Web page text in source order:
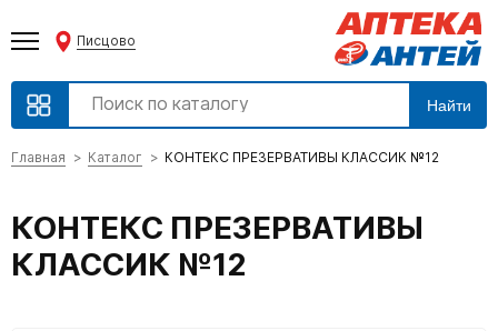
Писцово
Найти
Главная Каталог КОНТЕКС ПРЕЗЕРВАТИВЫ КЛАССИК №12
КОНТЕКС ПРЕЗЕРВАТИВЫ
КЛАССИК №12